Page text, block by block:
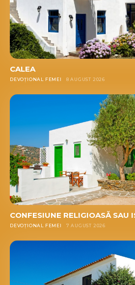
CALEA
DEVOȚIONAL FEMEI 8 AUGUST 2026
CONFESIUNE RELIGIOASĂ SAU
DEVOȚIONAL FEMEI 7 AUGUST 2026